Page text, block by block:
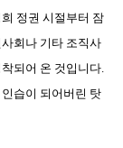
정권 시절부터 잠
회나 기타 조직사
되어 온 것입니다
인습이 되어버린 탓